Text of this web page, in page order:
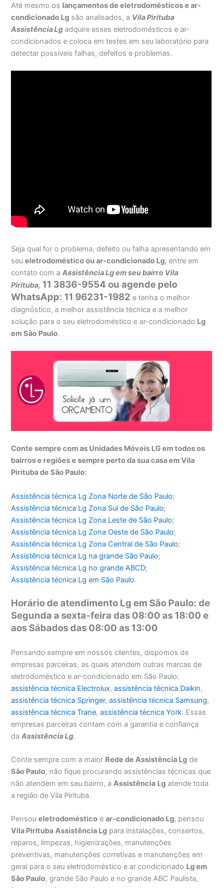
Até mesmo os lançamentos de eletrodomésticos e ar-
condicionado Lg são analisados, a Vila Pirituba
Assistência Lg adquire esses eletrodomésticos e ar-
condicionados e coloca em testes em seu laboratório para
detectar possíveis falhas, defeitos e problemas.
Seja qual for o problema, defeito ou falha apresentando em
seueletrodoméstico ou ar-condicionado Lg, entre em
contato com aAssistência Lg em seu bairro Vila
Pirituba, 11 3836-9554 ou agende pelo
WhatsApp: 11 96231-1982 e tenha o melhor
diagnóstico, a melhor assistência técnica e a melhor
solução para o seu eletrodoméstico e ar-condicionado Lg
em São Paulo.
Conte sempre com as Unidades Móveis LG em todos os
bairros e regiões e sempre perto da sua casa em Vila
Pirituba de São Paulo:
Assistência técnica Lg Zona Norte de São Paulo;
Assistência técnica Lg Zona Sul de São Paulo;
Assistência técnica Lg Zona Leste de São Paulo;
Assistência técnica Lg Zona Oeste de São Paulo;
Assistência técnica Lg Zona Central de São Paulo;
Assistência técnica Lg na grande São Paulo;
Assistência técnica Lg no grande ABCD;
Assistência técnica Lg em São Paulo.
Horário de atendimento Lg em São Paulo: de
Segunda a sexta-feira das 08:00 as 18:00 e
aos Sábados das 08:00 as 13:00
Pensando sempre em nossos clientes, dispomos de
empresas parceiras, as quais atendem outras marcas de
eletrodoméstico e ar-condicionado em São Paulo:
assistência técnica Electrolux,assistência técnica Daikin,
assistência técnica Springer,assistência técnica Samsung,
assistência técnica Trane,assistência técnica York. Essas
empresas parceiras contam com a garantia e confiança
daAssistência Lg.
Conte sempre com a maior Rede de Assistência Lg de
São Paulo, não fique procurando assistências técnicas que
não atendem em seu bairro, aAssistência Lg atende toda
a região de Vila Pirituba.
Pensoueletrodoméstico ear-condicionado Lg, pensou
Vila Pirituba Assistência Lg para instalações, consertos,
reparos, limpezas, higienizações, manutenções
preventivas, manutenções corretivas e manutenções em
geral para o seu eletrodoméstico e ar condicionado Lg em
São Paulo, grande São Paulo e no grande ABC Paulista,